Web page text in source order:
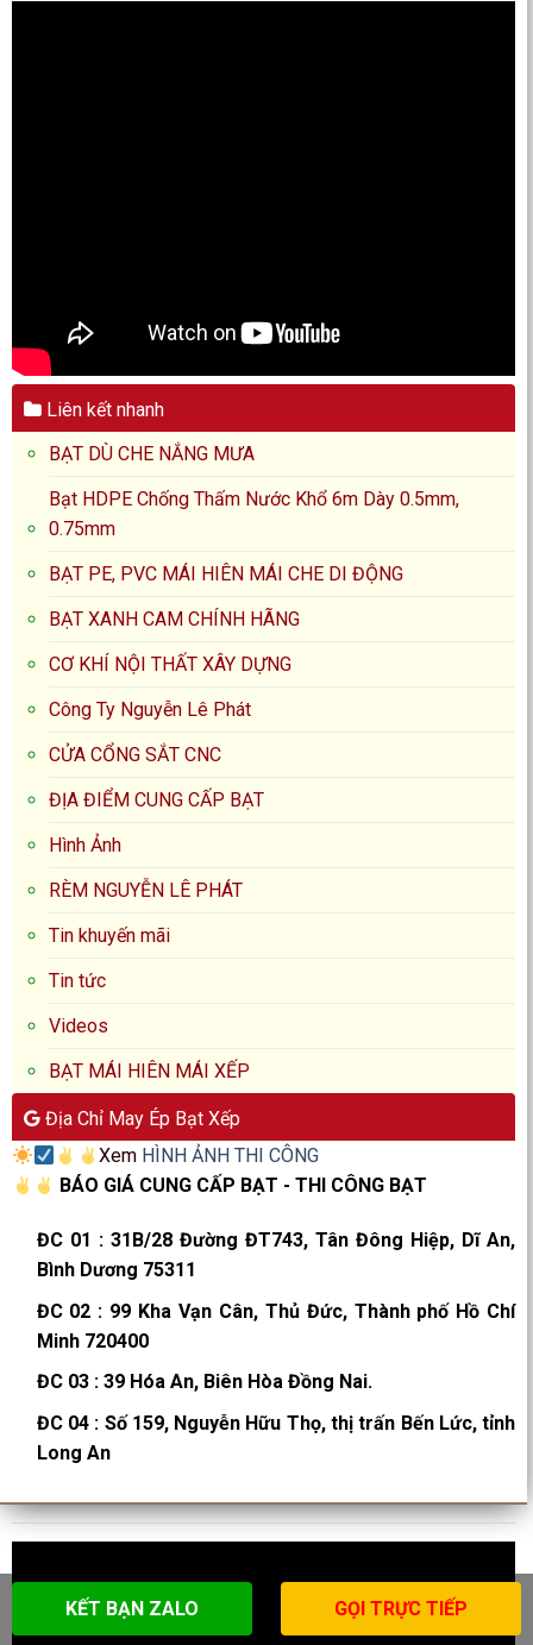
Liên kết nhanh
BẠT DÙ CHE NẮNG MƯA
Bạt HDPE Chống Thấm Nước Khổ 6m Dày 0.5mm,
0.75mm
BẠT PE, PVC MÁI HIÊN MÁI CHE DI ĐỘNG
BẠT XANH CAM CHÍNH HÃNG
CƠ KHÍ NỘI THẤT XÂY DỰNG
Công Ty Nguyễn Lê Phát
CỬA CỔNG SẮT CNC
ĐỊA ĐIỂM CUNG CẤP BẠT
Hình Ảnh
RÈM NGUYỄN LÊ PHÁT
Tin khuyến mãi
Tin tức
Videos
BẠT MÁI HIÊN MÁI XẾP
Địa Chỉ May Ép Bạt Xếp
Xem HÌNH ẢNH THI CÔNG
BÁO GIÁ CUNG CẤP BẠT - THI CÔNG BẠT
ĐC 01 :31B/28 Đường ĐT743, Tân Đông Hiệp, Dĩ An,
Bình Dương 75311
ĐC 02 : 99 Kha Vạn Cân, Thủ Đức, Thành phố Hồ Chí
Minh 720400
ĐC 03 :39 Hóa An, Biên Hòa Đồng Nai.
ĐC 04 : Số 159, Nguyễn Hữu Thọ, thị trấn Bến Lức, tỉnh
Long An
KẾT BẠN ZALO GỌI TRỰC TIẾP